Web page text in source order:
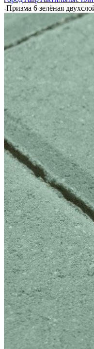
-Призма 6 зелёная